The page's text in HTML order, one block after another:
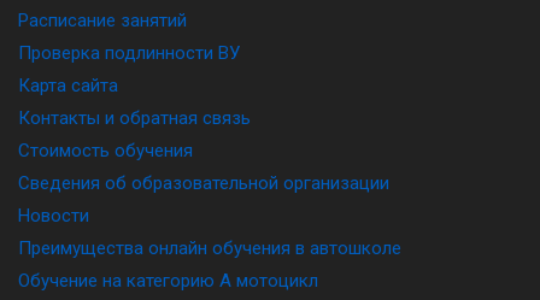
Расписание занятий
Проверка подлинности ВУ
Карта сайта
Контакты и обратная связь
Стоимость обучения
Сведения об образовательной организации
Новости
Преимущества онлайн обучения в автошколе
Обучение на категорию A мотоцикл